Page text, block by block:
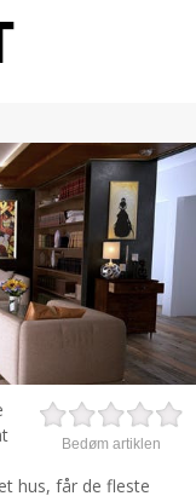
Bedøm artiklen
hus, får de fleste